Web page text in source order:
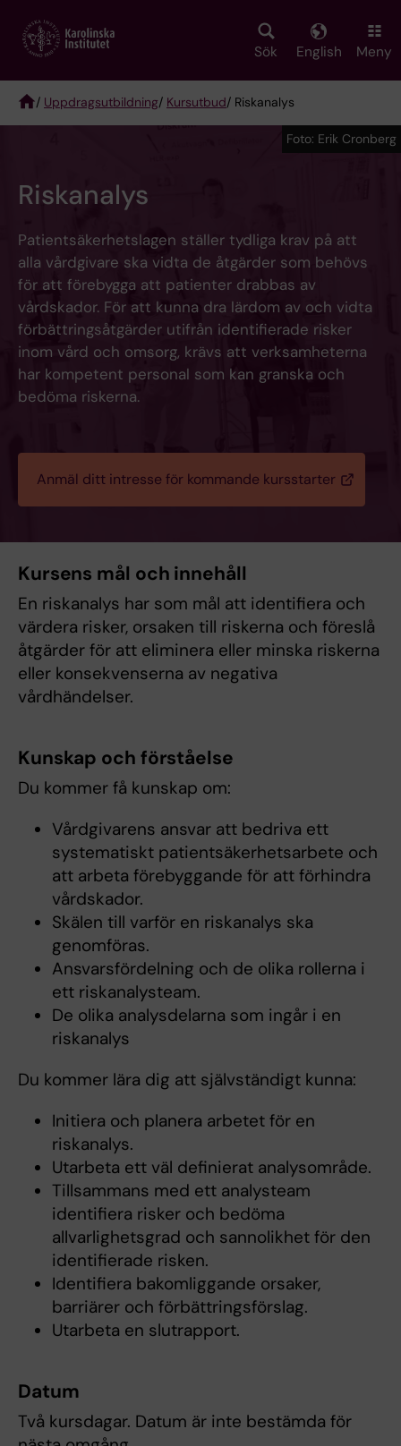
main
Sök English Meny
Breadcrumb
/ Uppdragsutbildning/ Kursutbud/ Riskanalys
Foto: Erik Cronberg
Riskanalys
Patientsäkerhetslagen ställer tydliga krav på att
alla vårdgivare ska vidta de åtgärder som behövs
för att förebygga att patienter drabbas av
vårdskador. För att kunna dra lärdom av och vidta
förbättringsåtgärder utifrån identifierade risker
inom vård och omsorg, krävs att verksamheterna
har kompetent personal som kan granska och
bedöma riskerna.
Anmäl ditt intresse för kommande kursstarter
Kursens mål och innehåll
En riskanalys har som mål att identifiera och
värdera risker, orsaken till riskerna och föreslå
åtgärder för att eliminera eller minska riskerna
eller konsekvenserna av negativa
vårdhändelser.
Kunskap och förståelse
Du kommer få kunskap om:
Vårdgivarens ansvar att bedriva ett
systematiskt patientsäkerhetsarbete och
att arbeta förebyggande för att förhindra
vårdskador.
Skälen till varför en riskanalys ska
genomföras.
Ansvarsfördelning och de olika rollerna i
ett riskanalysteam.
De olika analysdelarna som ingår i en
riskanalys
Du kommer lära dig att självständigt kunna:
Initiera och planera arbetet för en
riskanalys.
Utarbeta ett väl definierat analysområde.
Tillsammans med ett analysteam
identifiera risker och bedöma
allvarlighetsgrad och sannolikhet för den
identifierade risken.
Identifiera bakomliggande orsaker,
barriärer och förbättringsförslag.
Utarbeta en slutrapport.
Datum
Två kursdagar. Datum är inte bestämda för